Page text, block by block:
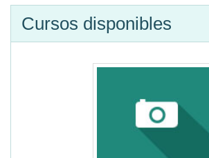
Cursos disponibles